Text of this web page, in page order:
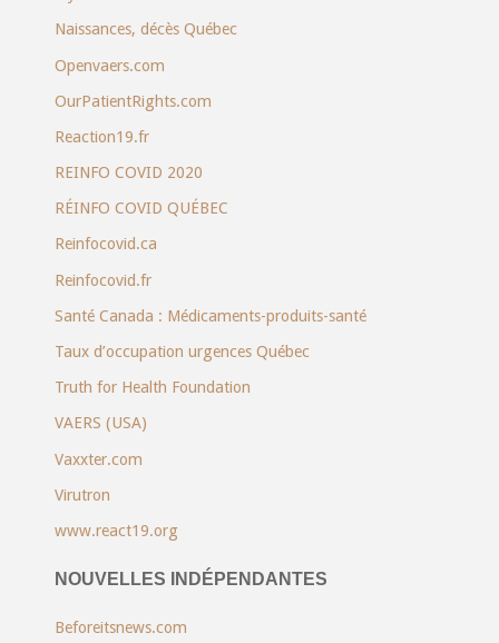
Naissances, décès Québec
Openvaers.com
OurPatientRights.com
Reaction19.fr
REINFO COVID 2020
RÉINFO COVID QUÉBEC
Reinfocovid.ca
Reinfocovid.fr
Santé Canada : Médicaments-produits-santé
Taux d’occupation urgences Québec
Truth for Health Foundation
VAERS (USA)
Vaxxter.com
Virutron
www.react19.org
NOUVELLES INDÉPENDANTES
Beforeitsnews.com